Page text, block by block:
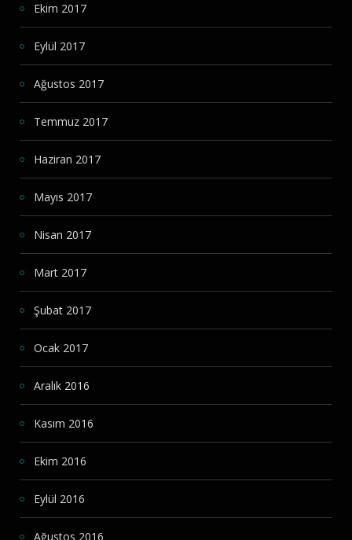
Ekim 2017
Eylül 2017
Ağustos 2017
Temmuz 2017
Haziran 2017
Mayıs 2017
Nisan 2017
Mart 2017
Şubat 2017
Ocak 2017
Aralık 2016
Kasım 2016
Ekim 2016
Eylül 2016
Ağustos 2016